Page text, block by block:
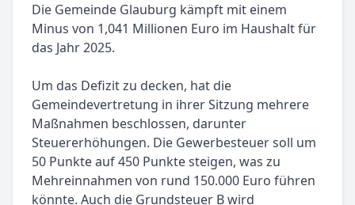
Die Gemeinde Glauburg kämpft mit einem
Minus von 1,041 Millionen Euro im Haushalt für
das Jahr 2025.
Um das Defizit zu decken, hat die
Gemeindevertretung in ihrer Sitzung mehrere
Maßnahmen beschlossen, darunter
Steuererhöhungen. Die Gewerbesteuer soll um
50 Punkte auf 450 Punkte steigen, was zu
Mehreinnahmen von rund 150.000 Euro führen
könnte. Auch die Grundsteuer B wird